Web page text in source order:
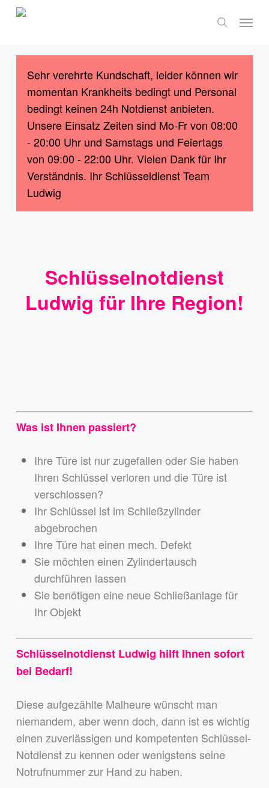
Skip
content
search
Menu
Sehr verehrte Kundschaft, leider können wir
momentan Krankheits bedingt und Personal
bedingt keinen 24h Notdienst anbieten.
Unsere Einsatz Zeiten sind Mo-Fr von 08:00
- 20:00 Uhr und Samstags und Feiertags
von 09:00 - 22:00 Uhr. Vielen Dank für Ihr
Verständnis. Ihr Schlüsseldienst Team
Ludwig
Schlüsselnotdienst
Ludwig für Ihre Region!
Was ist Ihnen passiert?
Ihre Türe ist nur zugefallen oder Sie haben
Ihren Schlüssel verloren und die Türe ist
verschlossen?
Ihr Schlüssel ist im Schließzylinder
abgebrochen
Ihre Türe hat einen mech. Defekt
Sie möchten einen Zylindertausch
durchführen lassen
Sie benötigen eine neue Schließanlage für
Ihr Objekt
Schlüsselnotdienst Ludwig hilft Ihnen sofort
bei Bedarf!
Diese aufgezählte Malheure wünscht man
niemandem, aber wenn doch, dann ist es wichtig
einen zuverlässigen und kompetenten Schlüssel-
Notdienst zu kennen oder wenigstens seine
Notrufnummer zur Hand zu haben.